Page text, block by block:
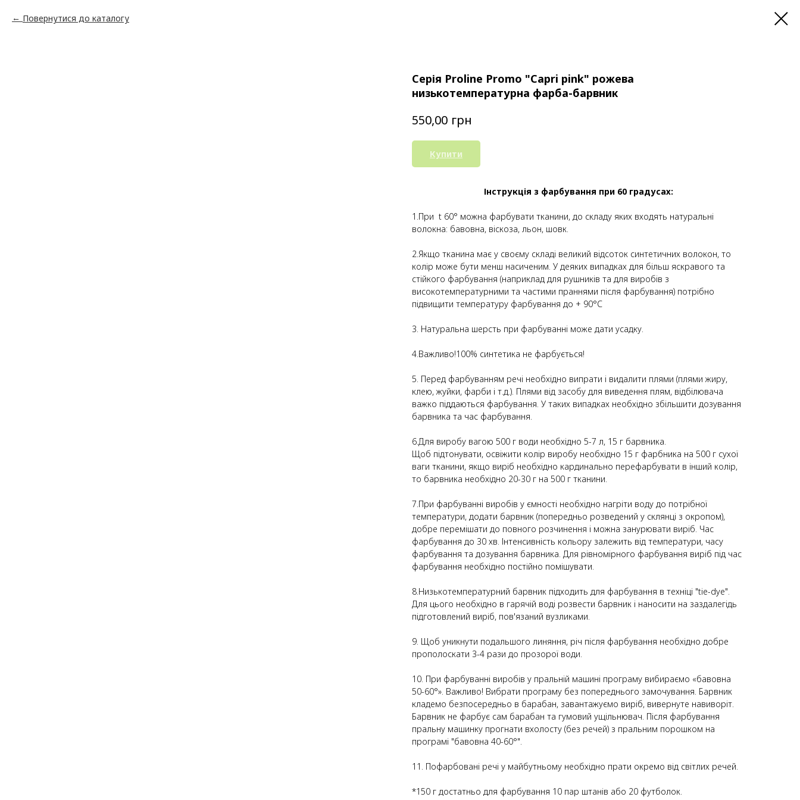
Повернутися до каталогу
Серія Proline Promo "Capri pink" рожева
низькотемпературна фарба-барвник
550,00 грн
Купити
Інструкція з фарбування при 60 градусах:
1.При t 60° можна фарбувати тканини, до складу яких входять натуральні
волокна: бавовна, віскоза, льон, шовк.
2.Якщо тканина має у своєму складі великий відсоток синтетичних волокон, то
колір може бути менш насиченим. У деяких випадках для більш яскравого та
стійкого фарбування (наприклад для рушників та для виробів з
високотемпературними та частими праннями після фарбування) потрібно
підвищити температуру фарбування до + 90°С
3. Натуральна шерсть при фарбуванні може дати усадку.
4.Важливо!100% синтетика не фарбується!
5. Перед фарбуванням речі необхідно випрати і видалити плями (плями жиру,
клею, жуйки, фарби і т.д.). Плями від засобу для виведення плям, відбілювача
важко піддаються фарбування. У таких випадках необхідно збільшити дозування
барвника та час фарбування.
6.Для виробу вагою 500 г води необхідно 5-7 л, 15 г барвника.
Щоб підтонувати, освіжити колір виробу необхідно 15 г фарбника на 500 г сухої
ваги тканини, якщо виріб необхідно кардинально перефарбувати в інший колір,
то барвника необхідно 20-30 г на 500 г тканини.
7.При фарбуванні виробів у ємності необхідно нагріти воду до потрібної
температури, додати барвник (попередньо розведений у склянці з окропом),
добре перемішати до повного розчинення і можна занурювати виріб. Час
фарбування до 30 хв. Інтенсивність кольору залежить від температури, часу
фарбування та дозування барвника. Для рівномірного фарбування виріб під час
фарбування необхідно постійно помішувати.
8.Низькотемпературний барвник підходить для фарбування в техніці "tie-dye".
Для цього необхідно в гарячій воді розвести барвник і наносити на заздалегідь
підготовлений виріб, пов'язаний вузликами.
9. Щоб уникнути подальшого линяння, річ після фарбування необхідно добре
прополоскати 3-4 рази до прозорої води.
10. При фарбуванні виробів у пральній машині програму вибираємо «бавовна
50-60°». Важливо! Вибрати програму без попереднього замочування. Барвник
кладемо безпосередньо в барабан, завантажуємо виріб, вивернуте навиворіт.
Барвник не фарбує сам барабан та гумовий ущільнювач. Після фарбування
пральну машинку прогнати вхолосту (без речей) з пральним порошком на
програмі "бавовна 40-60°".
11. Пофарбовані речі у майбутньому необхідно прати окремо від світлих речей.
*150 г достатньо для фарбування 10 пар штанів або 20 футболок.